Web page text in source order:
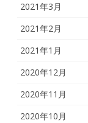
2021年3月
2021年2月
2021年1月
2020年12月
2020年11月
2020年10月